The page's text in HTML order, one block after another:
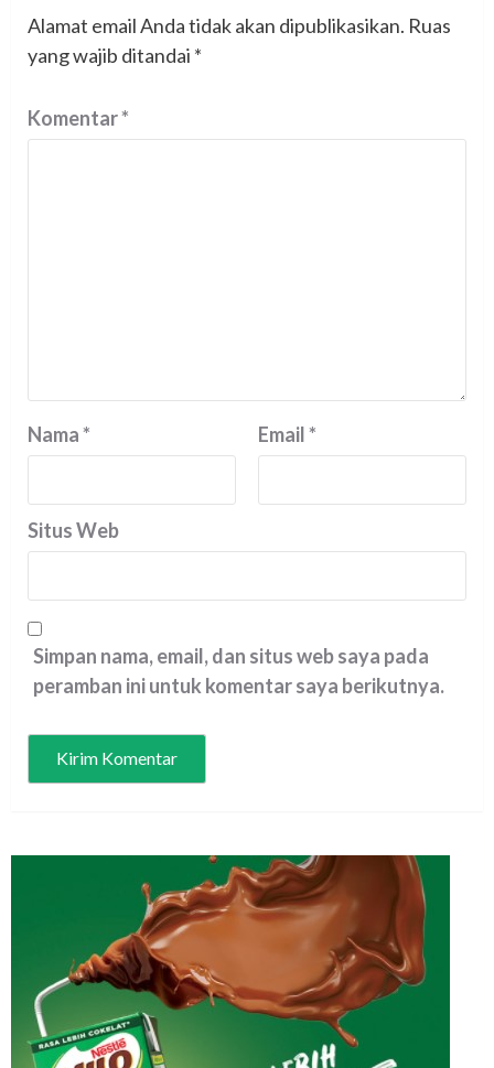
Alamat email Anda tidak akan dipublikasikan. Ruas
yang wajib ditandai *
Komentar*
Nama* Email*
Situs Web
Simpan nama, email, dan situs web saya pada
peramban ini untuk komentar saya berikutnya.